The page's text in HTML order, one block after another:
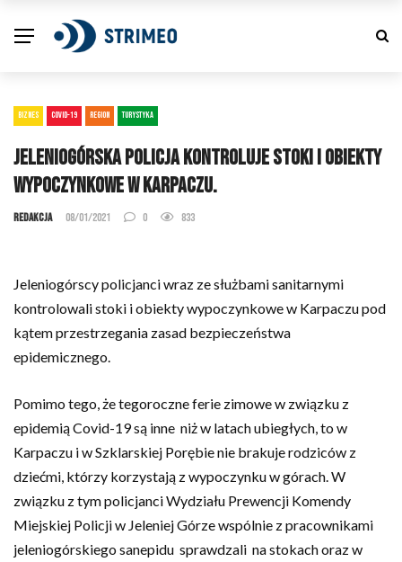
BIZNES COVID-19 REGION TURYSTYKA
Jeleniogórska policja kontroluje stoki i obiekty
wypoczynkowe w Karpaczu.
Redakcja 08/01/2021 0 833
Jeleniogórscy policjanci wraz ze służbami sanitarnymi
kontrolowali stoki i obiekty wypoczynkowe w Karpaczu pod
kątem przestrzegania zasad bezpieczeństwa
epidemicznego.
Pomimo tego, że tegoroczne ferie zimowe w związku z
epidemią Covid-19 są inne niż w latach ubiegłych, to w
Karpaczu i w Szklarskiej Porębie nie brakuje rodziców z
dziećmi, którzy korzystają z wypoczynku w górach. W
związku z tym policjanci Wydziału Prewencji Komendy
Miejskiej Policji w Jeleniej Górze wspólnie z pracownikami
jeleniogórskiego sanepidu sprawdzali na stokach oraz w